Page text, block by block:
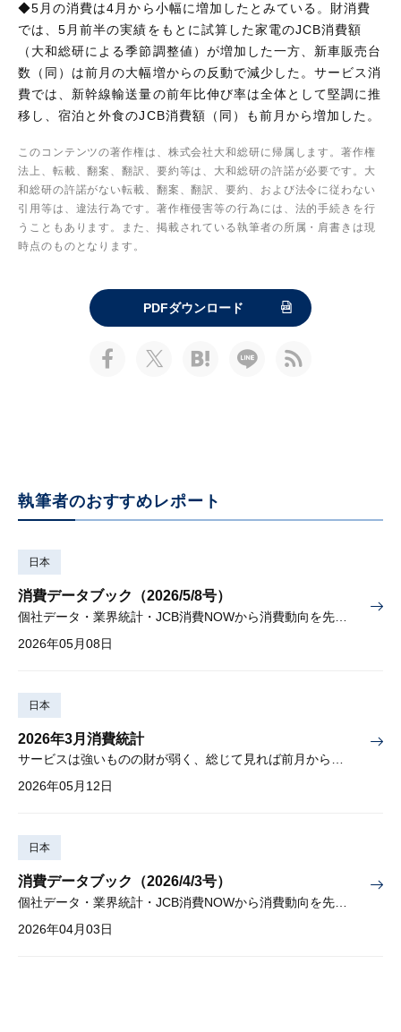
◆5月の消費は4月から小幅に増加したとみている。財消費
では、5月前半の実績をもとに試算した家電のJCB消費額
（大和総研による季節調整値）が増加した一方、新車販売台
数（同）は前月の大幅増からの反動で減少した。サービス消
費では、新幹線輸送量の前年比伸び率は全体として堅調に推
移し、宿泊と外食のJCB消費額（同）も前月から増加した。
このコンテンツの著作権は、株式会社大和総研に帰属します。著作権
法上、転載、翻案、翻訳、要約等は、大和総研の許諾が必要です。大
和総研の許諾がない転載、翻案、翻訳、要約、および法令に従わない
引用等は、違法行為です。著作権侵害等の行為には、法的手続きを行
うこともあります。また、掲載されている執筆者の所属・肩書きは現
時点のものとなります。
PDFダウンロード
執筆者のおすすめレポート
日本
消費データブック（2026/5/8号）
2026年05月08日
日本
2026年3月消費統計
サービスは強いものの財が弱く、総じて見れば前月から小幅に減少
2026年05月12日
日本
消費データブック（2026/4/3号）
2026年04月03日